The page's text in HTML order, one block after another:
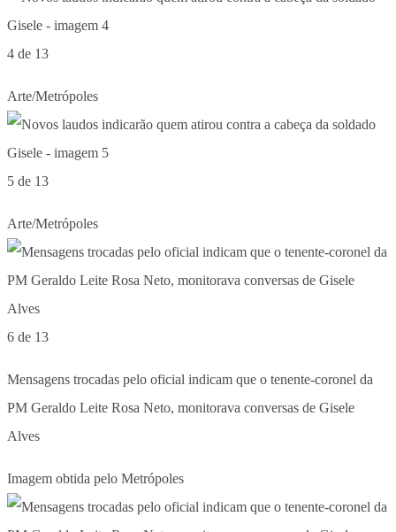
4 de 13
Arte/Metrópoles
5 de 13
Arte/Metrópoles
6 de 13
Mensagens trocadas pelo oficial indicam que o tenente-coronel da
PM Geraldo Leite Rosa Neto, monitorava conversas de Gisele
Alves
Imagem obtida pelo Metrópoles